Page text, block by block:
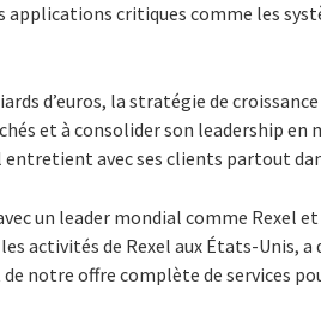
applications critiques comme les
d’euros, la stratégie de
et à consolider son leadership
avec ses clients partout
un leader mondial comme Rexel
activités de Rexel aux États-Unis, a
notre offre complète de services